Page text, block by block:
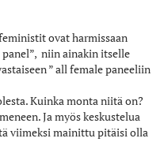
ovat harmissaan
niin ainakin itselle
” all female paneeliin
Kuinka monta niitä on?
Ja myös keskustelua
viimeksi mainittu pitäisi olla